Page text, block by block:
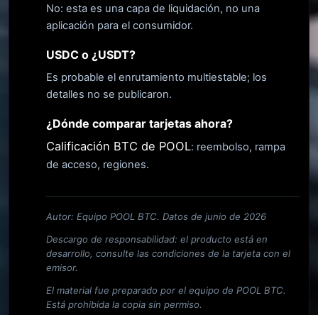
No: esta es una capa de liquidación, no una
aplicación para el consumidor.
USDC o ¿USDT?
Es probable el enrutamiento multiestable; los
detalles no se publicaron.
¿Dónde comparar tarjetas ahora?
Calificación BTC de POOL: reembolso, rampa
de acceso, regiones.
Autor: Equipo POOL BTC. Datos de junio de 2026
Descargo de responsabilidad: el producto está en
desarrollo, consulte las condiciones de la tarjeta con el
emisor.
El material fue preparado por el equipo de POOL BTC.
Está prohibida la copia sin permiso.